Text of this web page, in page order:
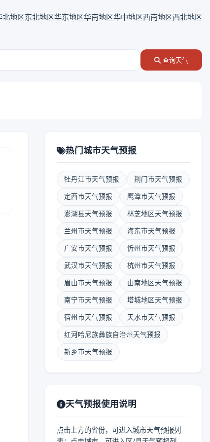
北地区东北地区华东地区华南地区华中地区西南地区西北地区
查询天气
热门城市天气预报
牡丹江市天气预报 荆门市天气预报
定西市天气预报 鹰潭市天气预报
澎湖县天气预报 林芝地区天气预报
兰州市天气预报 海东市天气预报
广安市天气预报 忻州市天气预报
武汉市天气预报 杭州市天气预报
眉山市天气预报 山南地区天气预报
南宁市天气预报 塔城地区天气预报
宿州市天气预报 天水市天气预报
红河哈尼族彝族自治州天气预报
新乡市天气预报
天气预报使用说明
点击上方的省份，可进入城市天气预报列